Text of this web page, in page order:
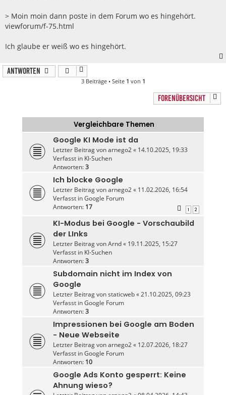
r
a
g
> Moin moin dann poste in dem Forum wo es hingehört.
viewforum/f-75.html
Ich glaube er weiß wo es hingehört.
Antworten
3 Beiträge • Seite 1 von 1
FORENÜBERSICHT
Vergleichbare Themen
Google KI Mode ist da
Letzter Beitrag vonarnego2« 14.10.2025, 19:33
Verfasst in KI-Suchen
Antworten:3
Ich blocke Google
Letzter Beitrag vonarnego2« 11.02.2026, 16:54
Verfasst inGoogle Forum
Antworten: 17 1 2
KI-Modus bei Google - Vorschaubild
der LInks
Letzter Beitrag vonArnd« 19.11.2025, 15:27
Verfasst in KI-Suchen
Antworten:3
Subdomain nicht im Index von
Google
Letzter Beitrag vonstaticweb«21.10.2025, 09:23
Verfasst inGoogle Forum
Antworten:3
Impressionen bei Google am Boden
- Neue Webseite
Letzter Beitrag vonarnego2« 12.07.2026, 18:27
Verfasst inGoogle Forum
Antworten: 10
Google Ads Konto gesperrt: Keine
Ahnung wieso?